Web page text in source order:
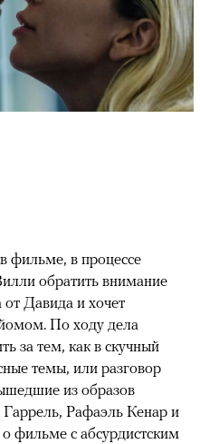
фильме, в процессе
обратить внимание
Давида и хочет
По ходу дела
за тем, как в скучный
темы, или разговор
из образов
Рафаэль Кенар и
фильме с абсурдистским